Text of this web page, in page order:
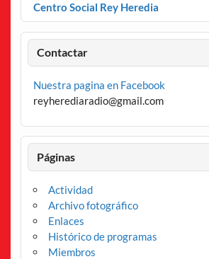
Centro Social Rey Heredia
Contactar
Nuestra pagina en Facebook
reyherediaradio@gmail.com
Páginas
Actividad
Archivo fotográfico
Enlaces
Histórico de programas
Miembros